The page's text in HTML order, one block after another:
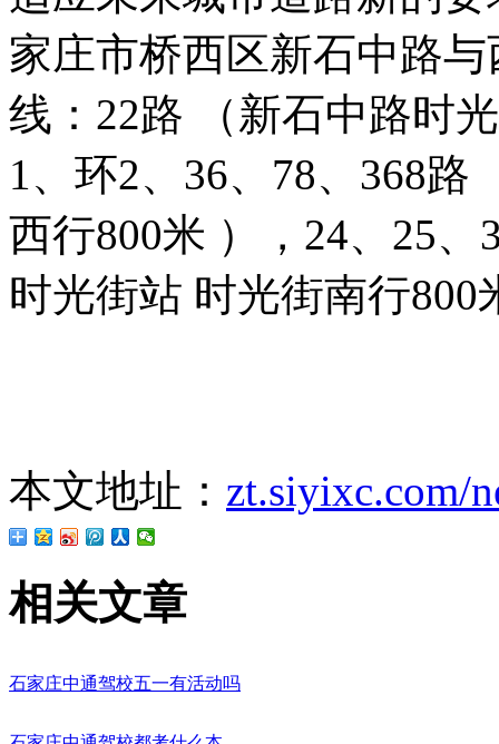
家庄市桥西区新石中路
线：22路 （新石中路时
1、环2、36、78、368
西行800米 ），24、25
时光街站 时光街南行800
本文地址： zt.siyixc.com/
相关文章
石家庄中通驾校五一有活动吗